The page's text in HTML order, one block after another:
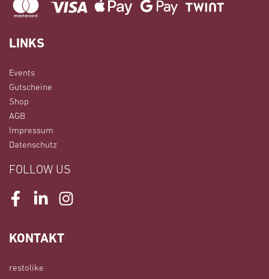
LINKS
Events
Gutscheine
Shop
AGB
Impressum
Datenschutz
FOLLOW US
FacebookLinkedInInstagram
KONTAKT
restolike